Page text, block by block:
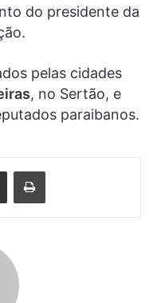
do presidente da
pelas cidades
, no Sertão, e
paraibanos.
Compartilhar via e-mail Imprimir